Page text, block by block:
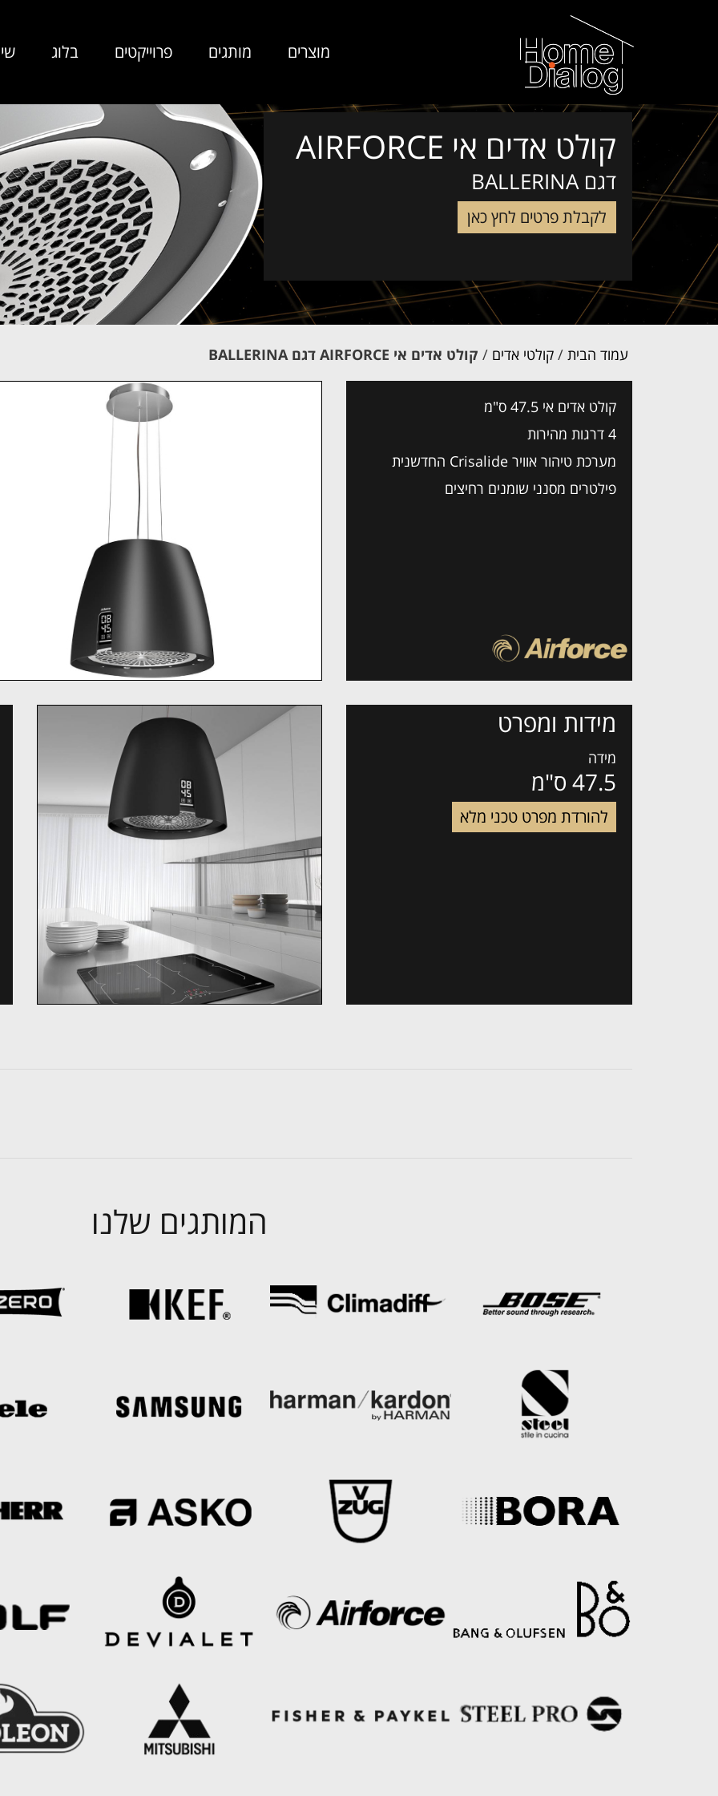
מוצרים מותגים פרוייקטים בלוג
קולט אדים אי AIRFORCE
דגם BALLERINA
לקבלת פרטים לחץ כאן
עמוד הבית / קולטי אדים / קולט אדים אי AIRFORCE דגם BALLERINA
קולט אדים אי 47.5 ס"מ
4 דרגות מהירות
מערכת טיהור אוויר Crisalide החדשנית
פילטרים מסנני שומנים רחיצים
מידות ומפרט
מידה
47.5 ס"מ
להורדת מפרט טכני מלא
המותגים שלנו